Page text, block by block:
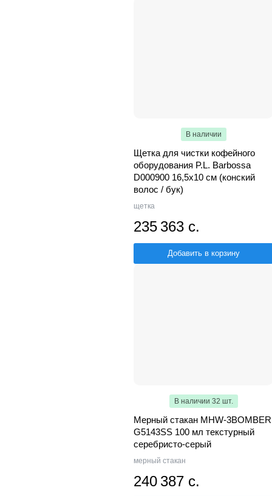
В наличии
Щетка для чистки кофейного
оборудования P.L. Barbossa
D000900 16,5х10 см (конский
волос / бук)
щетка
235 363 с.
Добавить в корзину
В наличии 32 шт.
Мерный стакан MHW-3BOMBER
G5143SS 100 мл текстурный
серебристо-серый
мерный стакан
240 387 с.